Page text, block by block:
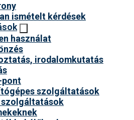
ismételt kérdések
használat
irodalomkutatás
pont
szolgáltatások
szolgáltatások